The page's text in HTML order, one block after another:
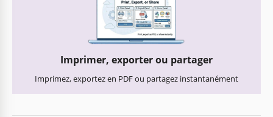
Imprimer, exporter ou partager
Imprimez, exportez en PDF ou partagez instantanément